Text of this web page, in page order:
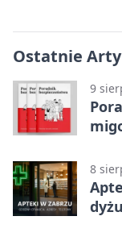
Ostatnie
9
8